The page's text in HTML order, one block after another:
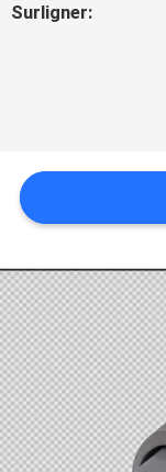
DU
SITE
POLITIQUE
DE
Surligner: